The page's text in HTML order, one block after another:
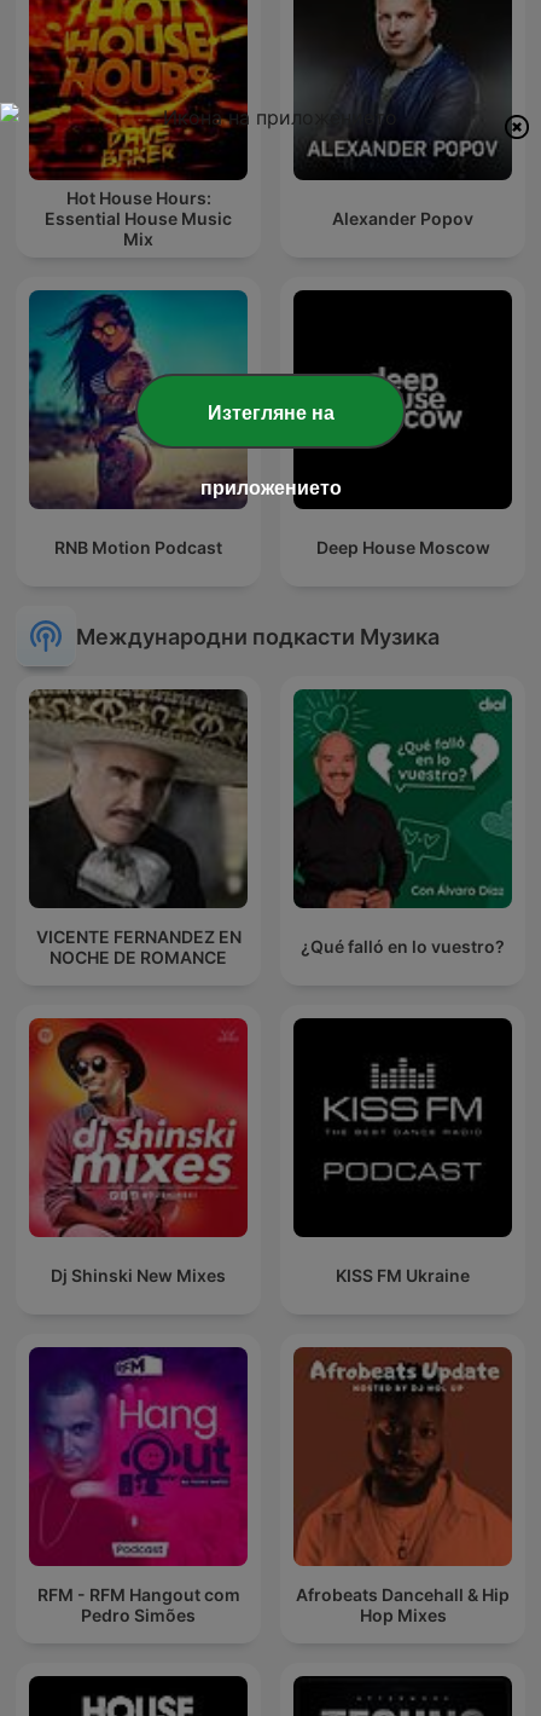
Hot House Hours:
Essential House Music
Mix
Alexander Popov
RNB Motion Podcast Deep House Moscow
Международни подкасти Музика
VICENTE FERNANDEZ EN
NOCHE DE ROMANCE
¿Qué falló en lo vuestro?
Dj Shinski New Mixes KISS FM Ukraine
RFM - RFM Hangout com
Pedro Simões
Afrobeats Dancehall & Hip
Hop Mixes
Изтегляне на
приложението